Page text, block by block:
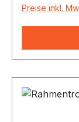
der
kommen
Klangs
eingesetzt
langsamen
Preise inkl.